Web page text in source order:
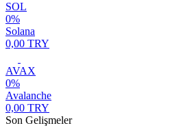
SOL
0%
Solana
0,00 TRY
AVAX
0%
Avalanche
0,00 TRY
Son Gelişmeler